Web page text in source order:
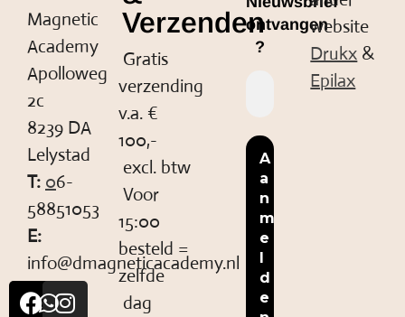
Magnetic
Academy
Apolloweg
2c
8239 DA
Lelystad
T: 06-
58851053
E:
info@dmagneticacademy.nl
Verzenden
Gratis
verzending
v.a. €
100,-
excl. btw
Voor
15:00
besteld =
zelfde
dag
ontvangen
?
website
Drukx &
Epilax